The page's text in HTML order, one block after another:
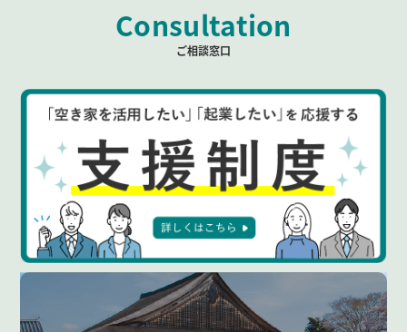
Consultation
ご相談窓口